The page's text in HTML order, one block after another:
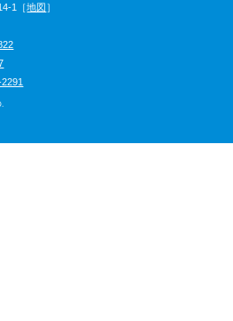
1［地図］